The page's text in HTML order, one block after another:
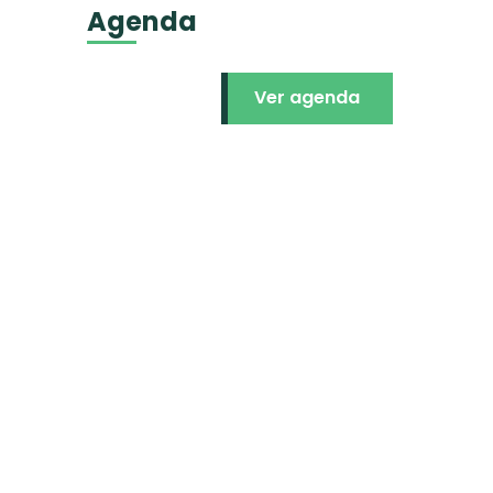
Agenda
Ver agenda